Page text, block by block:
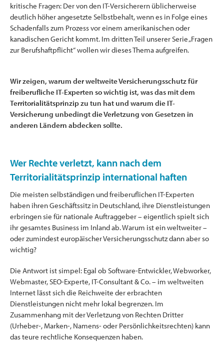
kritische Fragen: Der von den IT-Versicherern üblicherweise
deutlich höher angesetzte Selbstbehalt, wenn es in Folge eines
Schadenfalls zum Prozess vor einem amerikanischen oder
kanadischen Gericht kommt. Im dritten Teil unserer Serie „Fragen
zur Berufshaftpflicht“ wollen wir dieses Thema aufgreifen.
Wir zeigen, warum der weltweite Versicherungsschutz für
freiberufliche IT-Experten so wichtig ist, was das mit dem
Territorialitätsprinzip zu tun hat und warum die IT-
Versicherung unbedingt die Verletzung von Gesetzen in
anderen Ländern abdecken sollte.
Wer Rechte verletzt, kann nach dem
Territorialitätsprinzip international haften
Die meisten selbständigen und freiberuflichen IT-Experten
haben ihren Geschäftssitz in Deutschland, ihre Dienstleistungen
erbringen sie für nationale Auftraggeber – eigentlich spielt sich
ihr gesamtes Business im Inland ab. Warum ist ein weltweiter –
oder zumindest europäischer Versicherungsschutz dann aber so
wichtig?
Die Antwort ist simpel: Egal ob Software-Entwickler, Webworker,
Webmaster, SEO-Experte, IT-Consultant & Co. – im weltweiten
Internet lässt sich die Reichweite der erbrachten
Dienstleistungen nicht mehr lokal begrenzen. Im
Zusammenhang mit der Verletzung von Rechten Dritter
(Urheber-, Marken-, Namens- oder Persönlichkeitsrechten) kann
das teure rechtliche Konsequenzen haben.